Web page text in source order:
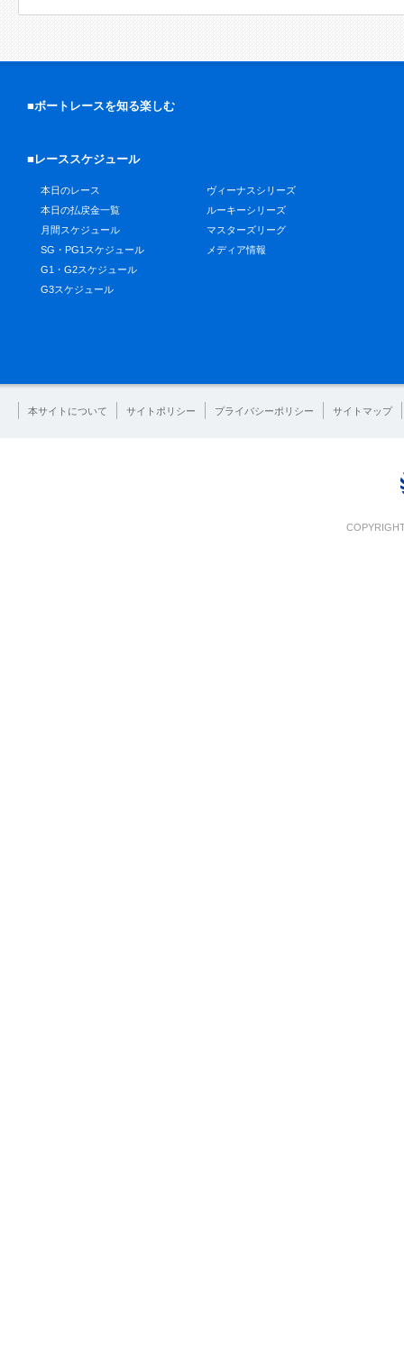
■ボートレースを知る楽しむ
■レーススケジュール
本日のレース
本日の払戻金一覧
月間スケジュール
SG・PG1スケジュール
G1・G2スケジュール
G3スケジュール
ヴィーナスシリーズ
ルーキーシリーズ
マスターズリーグ
メディア情報
本サイトについて サイトポリシー プライバシーポリシー サイトマップ